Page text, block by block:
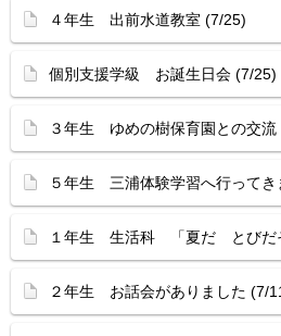
４年生 出前水道教室 (7/25)
個別支援学級 お誕生日会 (7/25)
３年生 ゆめの樹保育園との交流
５年生 三浦体験学習へ行ってき
１年生 生活科 「夏だ とびだ
２年生 お話会がありました (7/